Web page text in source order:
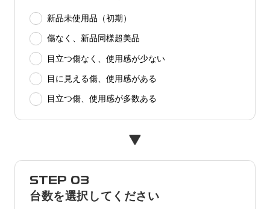
新品未使用品（初期）
傷なく、新品同様超美品
目立つ傷なく、使用感が少ない
目に見える傷、使用感がある
目立つ傷、使用感が多数ある
STEP 03
台数を選択してください